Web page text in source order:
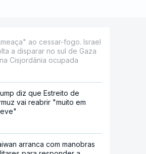
ao cessar-fogo. Israel
a disparar no sul de Gaza
Cisjordânia ocupada
diz que Estreito de
vai reabrir "muito em
arranca com manobras